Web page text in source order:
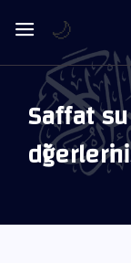
Saffat
🌙